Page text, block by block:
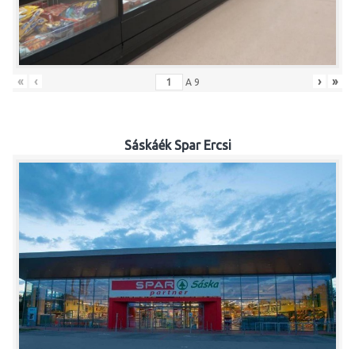
« ‹ A 9 › »
Sáskáék Spar Ercsi